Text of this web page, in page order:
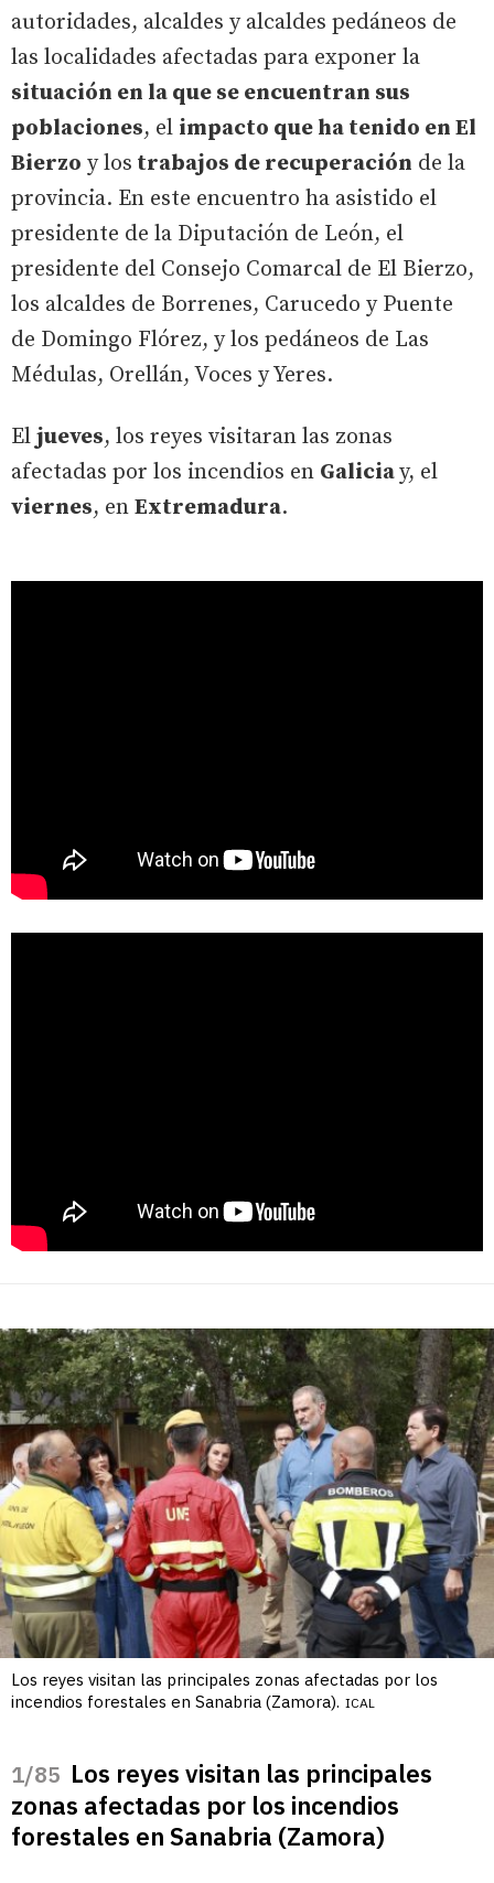
autoridades, alcaldes y alcaldes pedáneos de
las localidades afectadas para exponer la
situación en la que se encuentran sus
poblaciones, el impacto que ha tenido en El
Bierzo y los trabajos de recuperación de la
provincia. En este encuentro ha asistido el
presidente de la Diputación de León, el
presidente del Consejo Comarcal de El Bierzo,
los alcaldes de Borrenes, Carucedo y Puente
de Domingo Flórez, y los pedáneos de Las
Médulas, Orellán, Voces y Yeres.
El jueves, los reyes visitaran las zonas
afectadas por los incendios en Galiciay, el
viernes, en Extremadura.
" data-youtube-vid=""
src="https://www.youtube.com/embed/
width="100%" frameborder="0" allowfullscreen>
" data-youtube-vid=""
src="https://www.youtube.com/embed/
width="100%" frameborder="0" allowfullscreen>
Los reyes visitan las principales zonas afectadas por los
incendios forestales en Sanabria (Zamora). ICAL
/85 Los reyes visitan las principales
zonas afectadas por los incendios
forestales en Sanabria (Zamora)